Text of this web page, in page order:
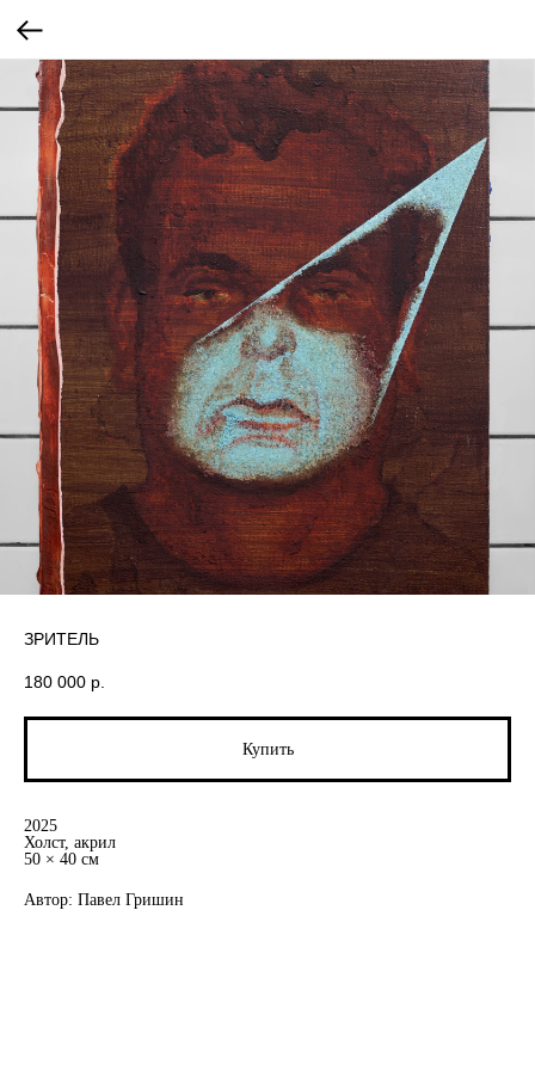
ЗРИТЕЛЬ
180 000 р.
Купить
2025
Холст, акрил
50 × 40 см
Автор: Павел Гришин